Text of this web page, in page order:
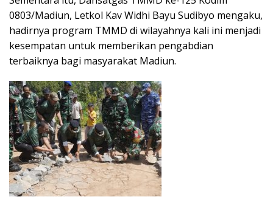
0803/Madiun, Letkol Kav Widhi Bayu Sudibyo mengaku,
hadirnya program TMMD di wilayahnya kali ini menjadi
kesempatan untuk memberikan pengabdian
terbaiknya bagi masyarakat Madiun.